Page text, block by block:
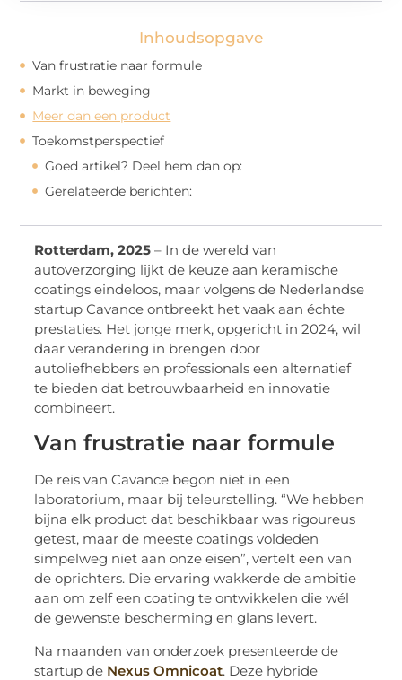
Inhoudsopgave
Van frustratie naar formule
Markt in beweging
Meer dan een product
Toekomstperspectief
Goed artikel? Deel hem dan op:
Gerelateerde berichten:
Rotterdam, 2025 – In de wereld van
autoverzorging lijkt de keuze aan keramische
coatings eindeloos, maar volgens de Nederlandse
startup Cavance ontbreekt het vaak aan échte
prestaties. Het jonge merk, opgericht in 2024, wil
daar verandering in brengen door
autoliefhebbers en professionals een alternatief
te bieden dat betrouwbaarheid en innovatie
combineert.
Van frustratie naar formule
De reis van Cavance begon niet in een
laboratorium, maar bij teleurstelling. “We hebben
bijna elk product dat beschikbaar was rigoureus
getest, maar de meeste coatings voldeden
simpelweg niet aan onze eisen”, vertelt een van
de oprichters. Die ervaring wakkerde de ambitie
aan om zelf een coating te ontwikkelen die wél
de gewenste bescherming en glans levert.
Na maanden van onderzoek presenteerde de
startup de Nexus Omnicoat. Deze hybride